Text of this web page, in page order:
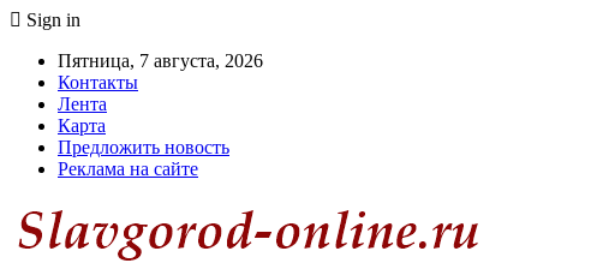
Sign in
Пятница, 7 августа, 2026
Контакты
Лента
Карта
Предложить новость
Реклама на сайте